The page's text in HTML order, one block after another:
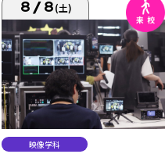
8/8(土)
映像学科